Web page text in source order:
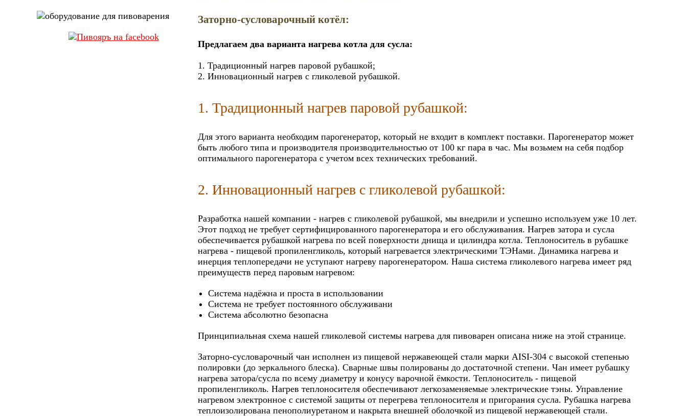
Заторно-сусловарочный котёл:
Предлагаем два варианта нагрева котла для сусла:
1. Традиционный нагрев паровой рубашкой;
2. Инновационный нагрев с гликолевой рубашкой.
1. Традиционный нагрев паровой рубашкой:
Для этого варианта необходим парогенератор, который не входит в комплект поставки. Парогенератор может
быть любого типа и производителя производительностью от 100 кг пара в час. Мы возьмем на себя подбор
оптимального парогенератора с учетом всех технических требований.
2. Инновационный нагрев с гликолевой рубашкой:
Разработка нашей компании - нагрев с гликолевой рубашкой, мы внедрили и успешно используем уже 10 лет.
Этот подход не требует сертифицированного парогенератора и его обслуживания. Нагрев затора и сусла
обеспечивается рубашкой нагрева по всей поверхности днища и цилиндра котла. Теплоноситель в рубашке
нагрева - пищевой пропиленгликоль, который нагревается электрическими ТЭНами. Динамика нагрева и
инерция теплопередачи не уступают нагреву парогенератором. Наша система гликолевого нагрева имеет ряд
преимуществ перед паровым нагревом:
Система надёжна и проста в использовании
Система не требует постоянного обслуживани
Система абсолютно безопасна
Принципиальная схема нашей гликолевой системы нагрева для пивоварен описана ниже на этой странице.
Заторно-сусловарочный чан исполнен из пищевой нержавеющей стали марки AISI-304 с высокой степенью
полировки (до зеркального блеска). Сварные швы полированы до достаточной степени. Чан имеет рубашку
нагрева затора/сусла по всему диаметру и конусу варочной ёмкости. Теплоноситель - пищевой
пропиленгликоль. Нагрев теплоносителя обеспечивают легкозаменяемые электрические тэны. Управление
нагревом электронное с системой защиты от перегрева теплоносителя и пригорания сусла. Рубашка нагрева
теплоизолирована пенополиуретаном и накрыта внешней оболочкой из пищевой нержавеющей стали.